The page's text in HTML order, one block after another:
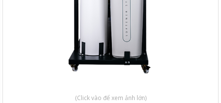
(Click vào để xem ảnh lớn)